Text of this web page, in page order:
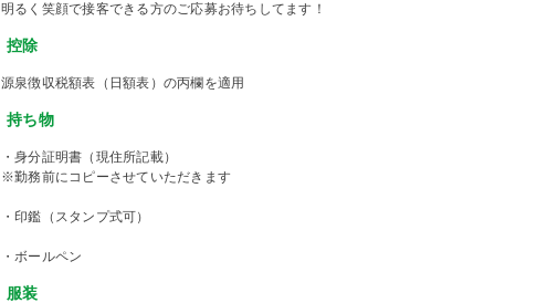
明るく笑顔で接客できる方のご応募お待ちしてます！
控除
源泉徴収税額表（日額表）の丙欄を適用
持ち物
・身分証明書（現住所記載）
※勤務前にコピーさせていただきます
・印鑑（スタンプ式可）
・ボールペン
服装